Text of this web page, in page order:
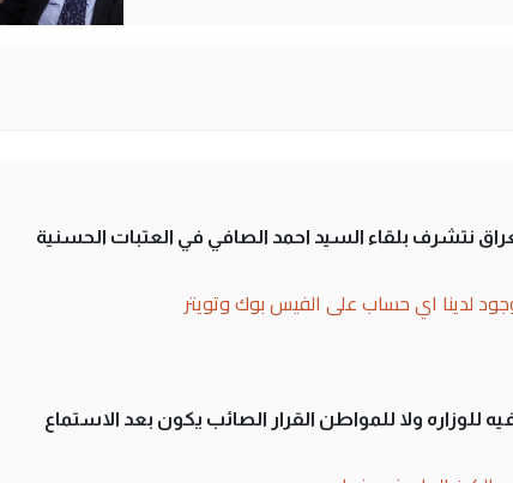
نتشرف بلقاء السيد احمد الصافي في العتبات الحسنية
لدينا اي حساب على الفيس بوك وتويتر
للوزاره ولا للمواطن القرار الصائب يكون بعد الاستماع